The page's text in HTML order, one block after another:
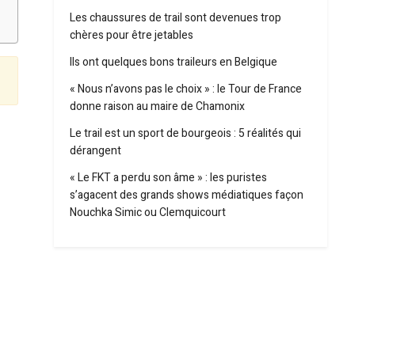
Les chaussures de trail sont devenues trop
chères pour être jetables
Ils ont quelques bons traileurs en Belgique
« Nous n’avons pas le choix » : le Tour de France
donne raison au maire de Chamonix
Le trail est un sport de bourgeois : 5 réalités qui
dérangent
« Le FKT a perdu son âme » : les puristes
s’agacent des grands shows médiatiques façon
Nouchka Simic ou Clemquicourt